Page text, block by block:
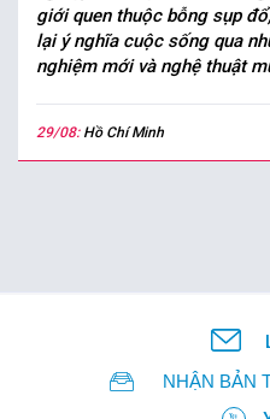
giới quen thuộc bỗng sụp
lại ý nghĩa cuộc sống qua
nghiệm mới và nghệ thuật
29/08: Hồ Chí Minh
NHẬN BẢN